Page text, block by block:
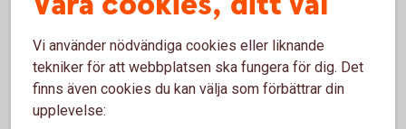
kostnadsfritt
Vi använder nödvändiga cookies eller liknande
tekniker för att webbplatsen ska fungera för dig. Det
finns även cookies du kan välja som förbättrar din
upplevelse: